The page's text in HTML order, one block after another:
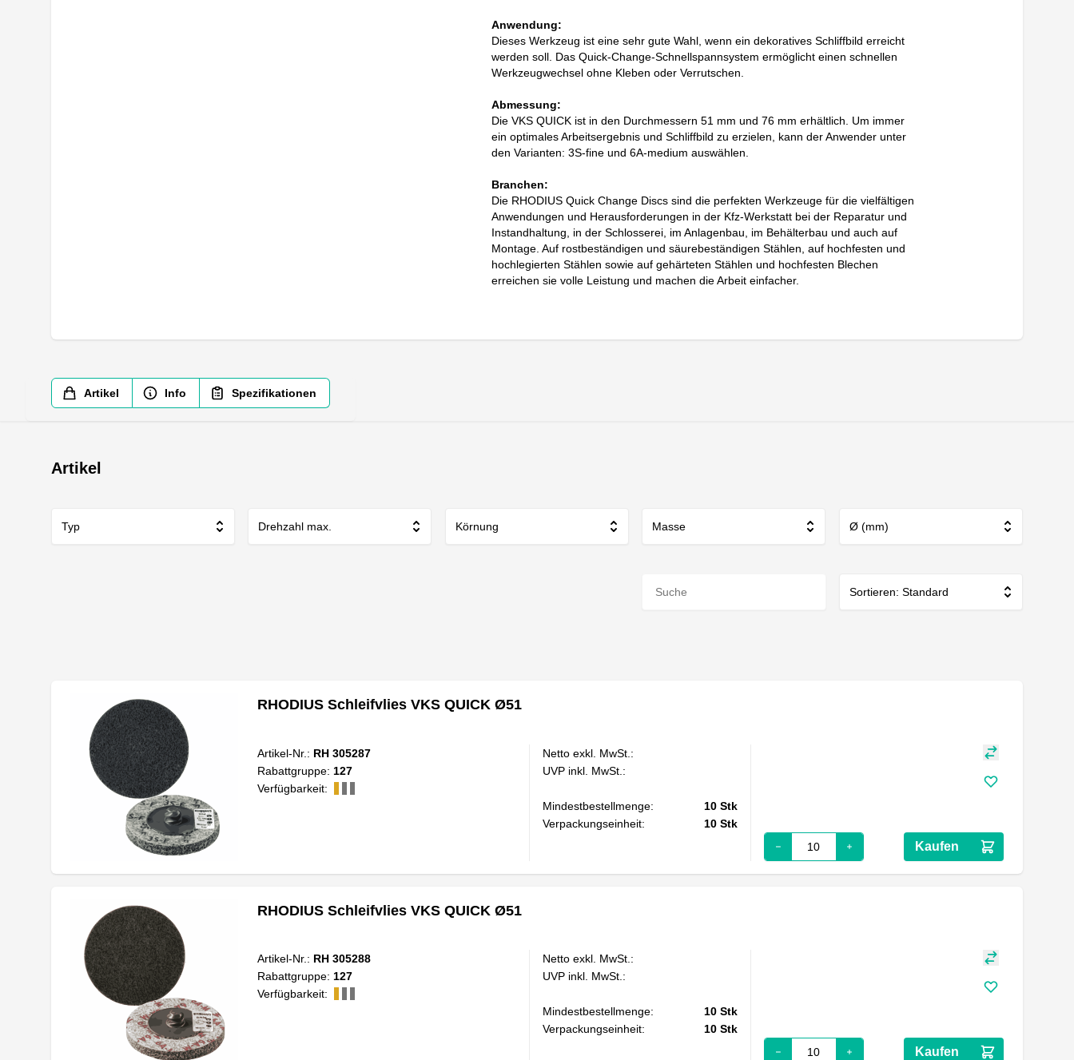
Anwendung:
Dieses Werkzeug ist eine sehr gute Wahl, wenn ein dekoratives Schliffbild erreicht
werden soll. Das Quick-Change-Schnellspannsystem ermöglicht einen schnellen
Werkzeugwechsel ohne Kleben oder Verrutschen.
Abmessung:
Die VKS QUICK ist in den Durchmessern 51 mm und 76 mm erhältlich. Um immer
ein optimales Arbeitsergebnis und Schliffbild zu erzielen, kann der Anwender unter
den Varianten: 3S-fine und 6A-medium auswählen.
Branchen:
Die RHODIUS Quick Change Discs sind die perfekten Werkzeuge für die vielfältigen
Anwendungen und Herausforderungen in der Kfz-Werkstatt bei der Reparatur und
Instandhaltung, in der Schlosserei, im Anlagenbau, im Behälterbau und auch auf
Montage. Auf rostbeständigen und säurebeständigen Stählen, auf hochfesten und
hochlegierten Stählen sowie auf gehärteten Stählen und hochfesten Blechen
erreichen sie volle Leistung und machen die Arbeit einfacher.
Artikel Info Spezifikationen
Artikel
Typ Drehzahl max. Körnung Masse Ø (mm)
Sortieren: Standard
RHODIUS Schleifvlies VKS QUICK Ø51
Artikel-Nr.: RH 305287
Rabattgruppe: 127
Verfügbarkeit:
Netto exkl. MwSt.:
UVP inkl. MwSt.:
Mindestbestellmenge: 10 Stk
Verpackungseinheit:
10 Stk
Kaufen
RHODIUS Schleifvlies VKS QUICK Ø51
Artikel-Nr.: RH 305288
Rabattgruppe: 127
Verfügbarkeit:
Netto exkl. MwSt.:
UVP inkl. MwSt.:
Mindestbestellmenge: 10 Stk
Verpackungseinheit:
10 Stk
Kaufen